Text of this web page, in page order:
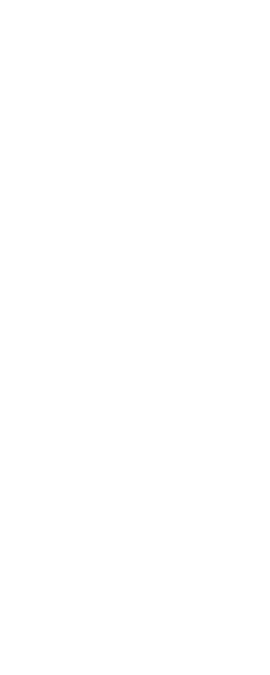
——古黎母山东
打造出了一片
香全产业链，生
公司全资兴建的
了面积宏大的连
项目集基础科
市，成为
公司坚持“保护
“旅游+文化”“